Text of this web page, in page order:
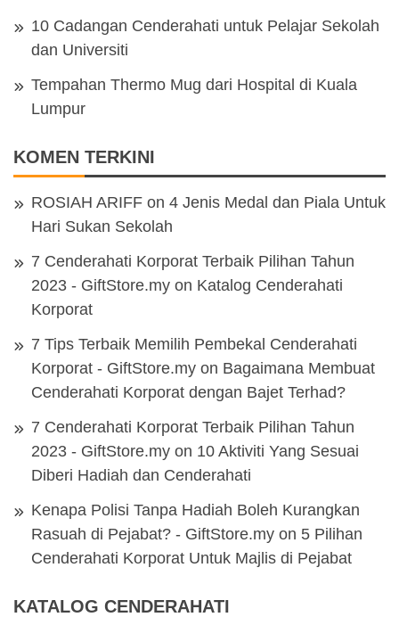
10 Cadangan Cenderahati untuk Pelajar Sekolah
dan Universiti
Tempahan Thermo Mug dari Hospital di Kuala
Lumpur
KOMEN TERKINI
ROSIAH ARIFF on 4 Jenis Medal dan Piala Untuk
Hari Sukan Sekolah
7 Cenderahati Korporat Terbaik Pilihan Tahun
2023 - GiftStore.my on Katalog Cenderahati
Korporat
7 Tips Terbaik Memilih Pembekal Cenderahati
Korporat - GiftStore.my on Bagaimana Membuat
Cenderahati Korporat dengan Bajet Terhad?
7 Cenderahati Korporat Terbaik Pilihan Tahun
2023 - GiftStore.my on 10 Aktiviti Yang Sesuai
Diberi Hadiah dan Cenderahati
Kenapa Polisi Tanpa Hadiah Boleh Kurangkan
Rasuah di Pejabat? - GiftStore.my on 5 Pilihan
Cenderahati Korporat Untuk Majlis di Pejabat
KATALOG CENDERAHATI